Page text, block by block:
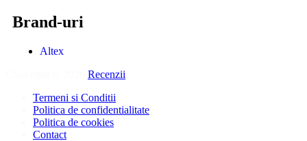
Brand-uri
Altex
Recenzii
Termeni si Conditii
Politica de confidentialitate
Politica de cookies
Contact